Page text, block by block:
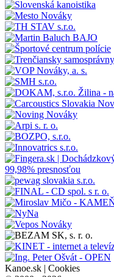
Kanoe.sk | Cookies